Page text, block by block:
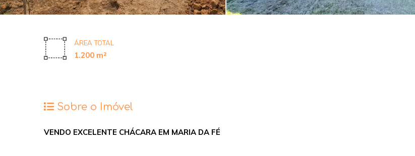
ÁREA TOTAL
1.200 m²
Sobre o Imóvel
VENDO EXCELENTE CHÁCARA EM MARIA DA FÉ